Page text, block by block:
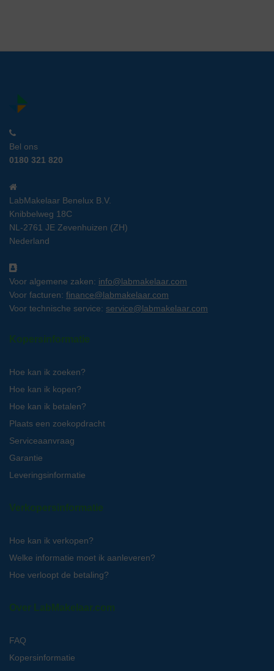
Bel ons
0180 321 820
LabMakelaar Benelux B.V.
Knibbelweg 18C
NL-2761 JE Zevenhuizen (ZH)
Nederland
Voor algemene zaken: info@labmakelaar.com
Voor facturen: finance@labmakelaar.com
Voor technische service: service@labmakelaar.com
Kopersinformatie
Hoe kan ik zoeken?
Hoe kan ik kopen?
Hoe kan ik betalen?
Plaats een zoekopdracht
Serviceaanvraag
Garantie
Leveringsinformatie
Verkopersinformatie
Hoe kan ik verkopen?
Welke informatie moet ik aanleveren?
Hoe verloopt de betaling?
Over LabMakelaar.com
FAQ
Kopersinformatie